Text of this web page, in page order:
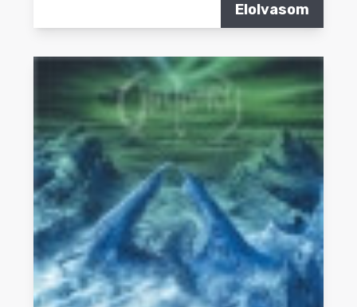
Elolvasom